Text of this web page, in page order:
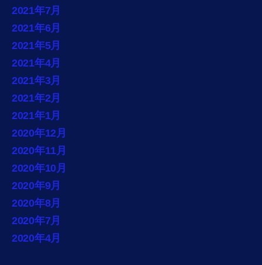
2021年7月
2021年6月
2021年5月
2021年4月
2021年3月
2021年2月
2021年1月
2020年12月
2020年11月
2020年10月
2020年9月
2020年8月
2020年7月
2020年4月